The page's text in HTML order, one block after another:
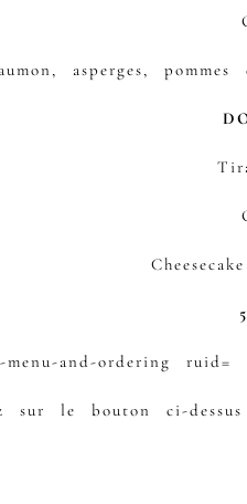
asperges,
menu-and-ordering ruid=
sur le bouton ci-